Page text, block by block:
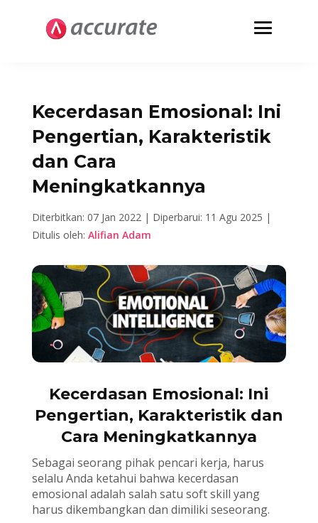
Kecerdasan Emosional: Ini
Pengertian, Karakteristik
dan Cara
Meningkatkannya
Diterbitkan: 07 Jan 2022 | Diperbarui: 11 Agu 2025 |
Ditulis oleh: Alifian Adam
Kecerdasan Emosional: Ini
Pengertian, Karakteristik dan
Cara Meningkatkannya
Sebagai seorang pihak pencari kerja, harus
selalu Anda ketahui bahwa kecerdasan
emosional adalah salah satu soft skill yang
harus dikembangkan dan dimiliki seseorang.